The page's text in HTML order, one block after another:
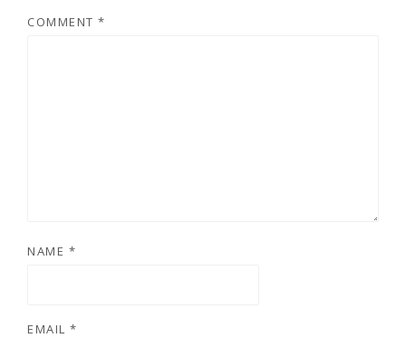
COMMENT *
NAME *
EMAIL *